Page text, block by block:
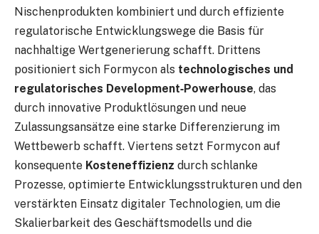
Nischenprodukten kombiniert und durch effiziente
regulatorische Entwicklungswege die Basis für
nachhaltige Wertgenerierung schafft. Drittens
positioniert sich Formycon als technologisches und
regulatorisches Development‑Powerhouse, das
durch innovative Produktlösungen und neue
Zulassungsansätze eine starke Differenzierung im
Wettbewerb schafft. Viertens setzt Formycon auf
konsequente Kosteneffizienz durch schlanke
Prozesse, optimierte Entwicklungsstrukturen und den
verstärkten Einsatz digitaler Technologien, um die
Skalierbarkeit des Geschäftsmodells und die